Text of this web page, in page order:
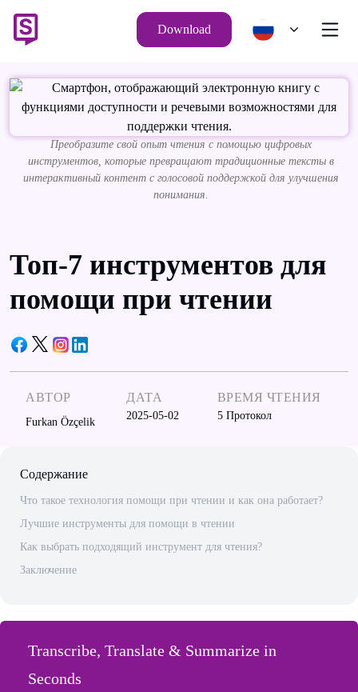
Download
Преобразите свой опыт чтения с помощью цифровых
инструментов, которые превращают традиционные тексты в
интерактивный контент с голосовой поддержкой для улучшения
понимания.
Топ-7 инструментов для
помощи при чтении
АВТОР
Furkan Özçelik
ДАТА
2025-05-02
ВРЕМЯ ЧТЕНИЯ
5 Протокол
Содержание
Что такое технология помощи при чтении и как она работает?
Лучшие инструменты для помощи в чтении
Как выбрать подходящий инструмент для чтения?
Заключение
Transcribe, Translate & Summarize in
Seconds